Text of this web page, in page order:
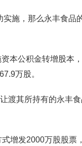
施，那么永丰食品
本公积金转增股本
万股。
渡其所持有的永丰
增发2000万股股票